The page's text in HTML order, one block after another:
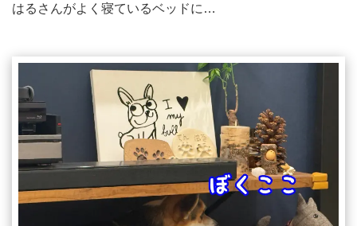
はるさんがよく寝ているベッドに…